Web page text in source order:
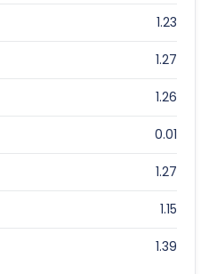
(PD/DD):
0.47
ve Önemli
Fiyat:
1.27 TL
1.23 TL
1.23
1.27
1.26
0.01
1.27
1.15
1.39